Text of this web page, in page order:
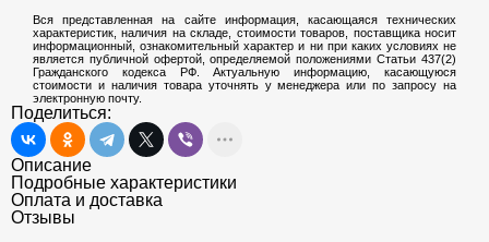
Вся представленная на сайте информация, касающаяся технических
характеристик, наличия на складе, стоимости товаров, поставщика носит
информационный, ознакомительный характер и ни при каких условиях не
является публичной офертой, определяемой положениями Статьи 437(2)
Гражданского кодекса РФ. Актуальную информацию, касающуюся
стоимости и наличия товара уточнять у менеджера или по запросу на
электронную почту.
Поделиться:
Описание
Подробные характеристики
Оплата и доставка
Отзывы